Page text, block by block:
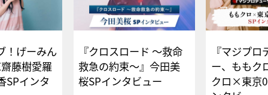
！げーみん
藤樹愛羅
SPインタ
『クロスロード ～救命
救急の約束～』今田美
桜SPインタビュー
『マジプロ
ー、ももク
クロ×東京